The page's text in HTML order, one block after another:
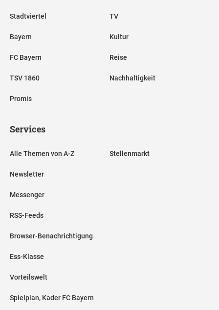
Stadtviertel
Bayern
FC Bayern
TSV 1860
Promis
TV
Kultur
Reise
Nachhaltigkeit
Services
Alle Themen von A-Z
Newsletter
Messenger
RSS-Feeds
Browser-Benachrichtigung
Ess-Klasse
Vorteilswelt
Spielplan, Kader FC Bayern
Stellenmarkt